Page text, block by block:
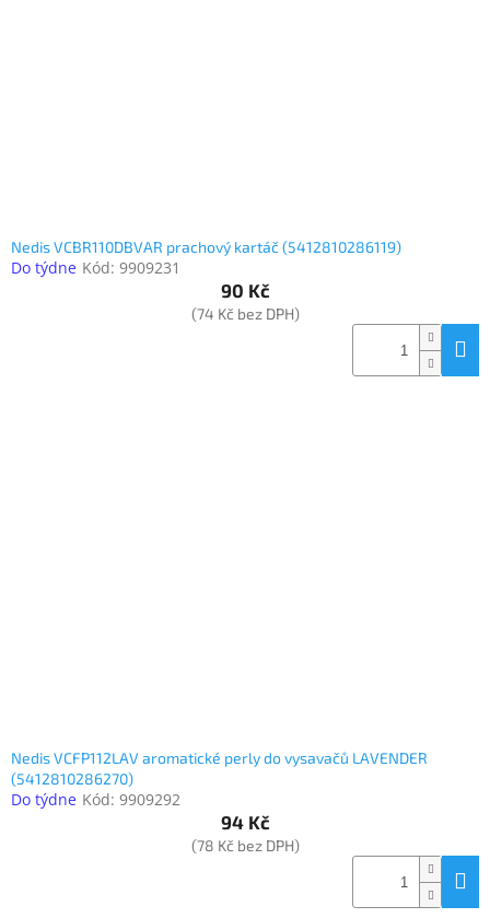
Nedis VCBR110DBVAR prachový kartáč (5412810286119)
Do týdne Kód: 9909231
90 Kč
(74 Kč bez DPH)
Nedis VCFP112LAV aromatické perly do vysavačů LAVENDER
(5412810286270)
Do týdne Kód: 9909292
94 Kč
(78 Kč bez DPH)